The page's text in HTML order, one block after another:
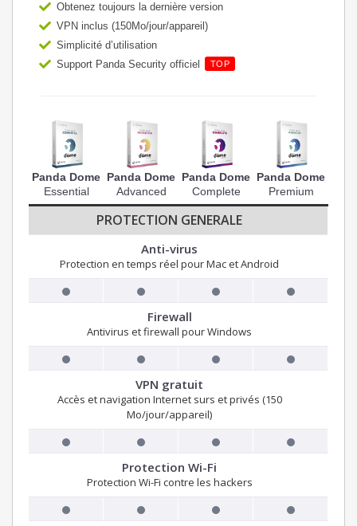
Obtenez toujours la dernière version
VPN inclus (150Mo/jour/appareil)
Simplicité d’utilisation
Support Panda Security officiel
TOP
Panda Dome
Essential
Panda Dome
Advanced
Panda Dome
Complete
Panda Dome
Premium
PROTECTION GENERALE
Anti-virus
Protection en temps réel pour Mac et Android
Firewall
Antivirus et firewall pour Windows
VPN gratuit
Accès et navigation Internet surs et privés (150
Mo/jour/appareil)
Protection Wi-Fi
Protection Wi-Fi contre les hackers